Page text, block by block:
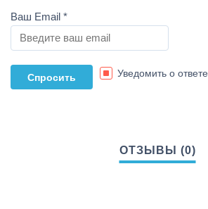
Ваш Email *
Уведомить о ответе.